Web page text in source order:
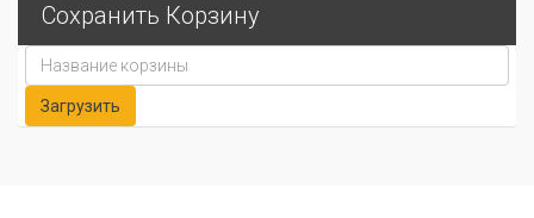
Сохранить Корзину